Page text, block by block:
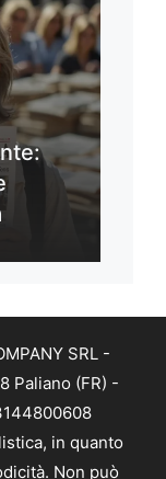
SRL -
Paliano (FR) -
in quanto
Non può